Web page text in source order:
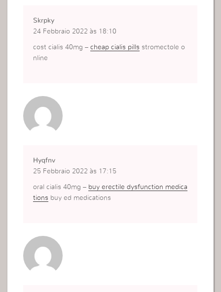
Skrpky
24 Febbraio 2022 às 18:10
cost cialis 40mg –cheap cialis pills stromectole o
nline
Hyqfnv
25 Febbraio 2022 às 17:15
oral cialis 40mg – buy erectile dysfunction medica
tions buy ed medications